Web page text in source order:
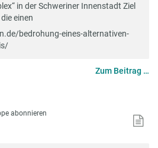
in der Schweriner Innenstadt Ziel
einen
bedrohung-eines-alternativen-
Zum Beitrag …
abonnieren